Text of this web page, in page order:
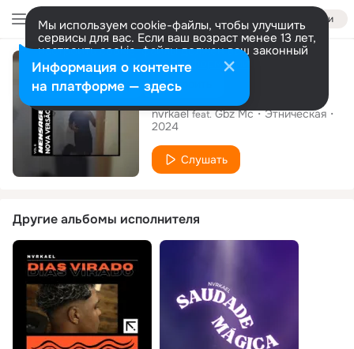
Войти
Мы используем cookie-файлы, чтобы улучшить
сервисы для вас. Если ваш возраст менее 13 лет,
настроить cookie-файлы должен ваш законный
представитель. Больше информации
Разрешить все Настроить
Сингл
Mensagem
nvrkael feat. Gbz Mc
Этническая
2024
Слушать
Другие альбомы исполнителя
Информация о контенте
на платформе — здесь